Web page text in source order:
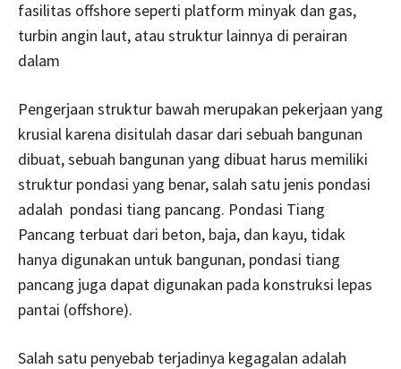
fasilitas offshore seperti platform minyak dan gas,
turbin angin laut, atau struktur lainnya di perairan
dalam
Pengerjaan struktur bawah merupakan pekerjaan yang
krusial karena disitulah dasar dari sebuah bangunan
dibuat, sebuah bangunan yang dibuat harus memiliki
struktur pondasi yang benar, salah satu jenis pondasi
adalah pondasi tiang pancang. Pondasi Tiang
Pancang terbuat dari beton, baja, dan kayu, tidak
hanya digunakan untuk bangunan, pondasi tiang
pancang juga dapat digunakan pada konstruksi lepas
pantai (offshore).
Salah satu penyebab terjadinya kegagalan adalah